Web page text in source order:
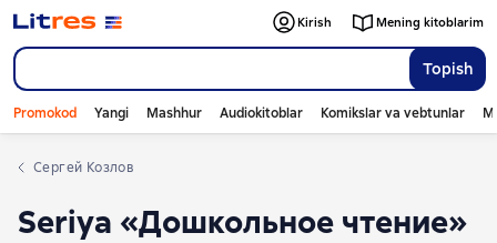
Topish
Kirish Mening kitoblarim
Promokod Yangi Mashhur Audiokitoblar Komikslar va vebtunlar
Сергей Козлов
Seriya «Дошкольное чтение»